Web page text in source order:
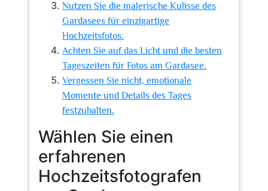
Nutzen Sie die malerische Kulisse des
Gardasees für einzigartige
Hochzeitsfotos.
Achten Sie auf das Licht und die besten
Tageszeiten für Fotos am Gardasee.
Vergessen Sie nicht, emotionale
Momente und Details des Tages
festzuhalten.
Wählen Sie einen
erfahrenen
Hochzeitsfotografen